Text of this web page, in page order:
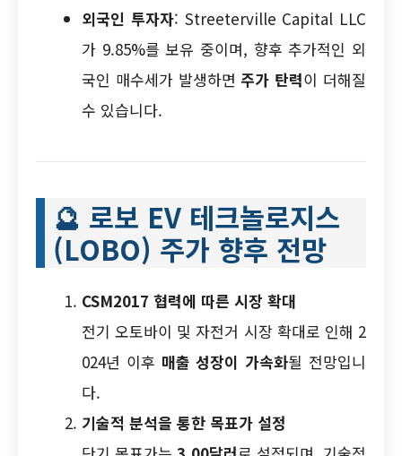
외국인 투자자: Streeterville Capital LLC
가 9.85%를 보유 중이며, 향후 추가적인 외
국인 매수세가 발생하면 주가 탄력이 더해질
수 있습니다.
🔮 로보 EV 테크놀로지스
(LOBO) 주가 향후 전망
CSM2017 협력에 따른 시장 확대
전기 오토바이 및 자전거 시장 확대로 인해 2
024년 이후 매출 성장이 가속화될 전망입니
다.
기술적 분석을 통한 목표가 설정